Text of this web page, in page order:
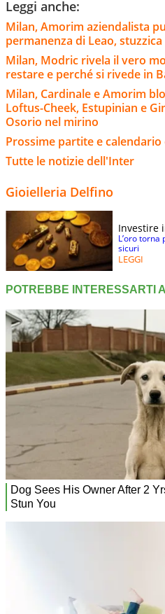
Leggi anche:
Milan, Amorim aziendalista
permanenza di Leao,
Milan, Modric rivela il vero
restare e perché si rivede in
Milan, Cardinale e Amorim
Loftus-Cheek, Estupinian e
Osorio nel mirino
Prossime partite e
Tutte le notizie dell'Inter
Gioielleria Delfino
Investire
L’oro
sicuri
LEGGI